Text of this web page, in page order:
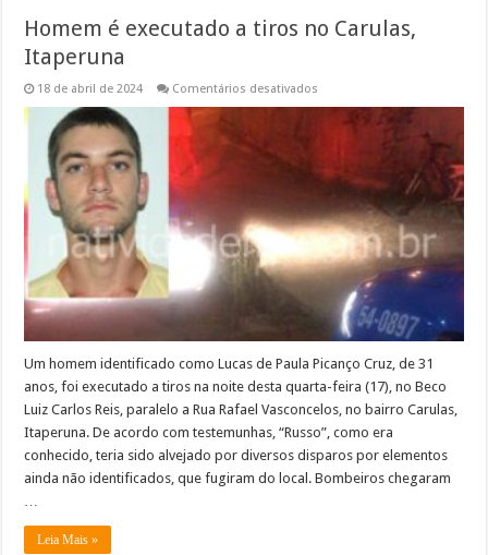
Homem é executado a tiros no Carulas,
Itaperuna
18 de abril de 2024 Comentários desativados
executado
no
Carulas,
Itaperuna
Um homem identificado como Lucas de Paula Picanço Cruz, de 31
anos, foi executado a tiros na noite desta quarta-feira (17), no Beco
Luiz Carlos Reis, paralelo a Rua Rafael Vasconcelos, no bairro Carulas,
Itaperuna. De acordo com testemunhas, “Russo”, como era
conhecido, teria sido alvejado por diversos disparos por elementos
ainda não identificados, que fugiram do local. Bombeiros chegaram
Leia Mais »